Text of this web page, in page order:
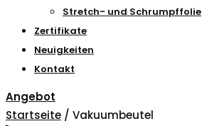
Stretch- und Schrumpffolie
Zertifikate
Neuigkeiten
Kontakt
Angebot
Startseite / Vakuumbeutel